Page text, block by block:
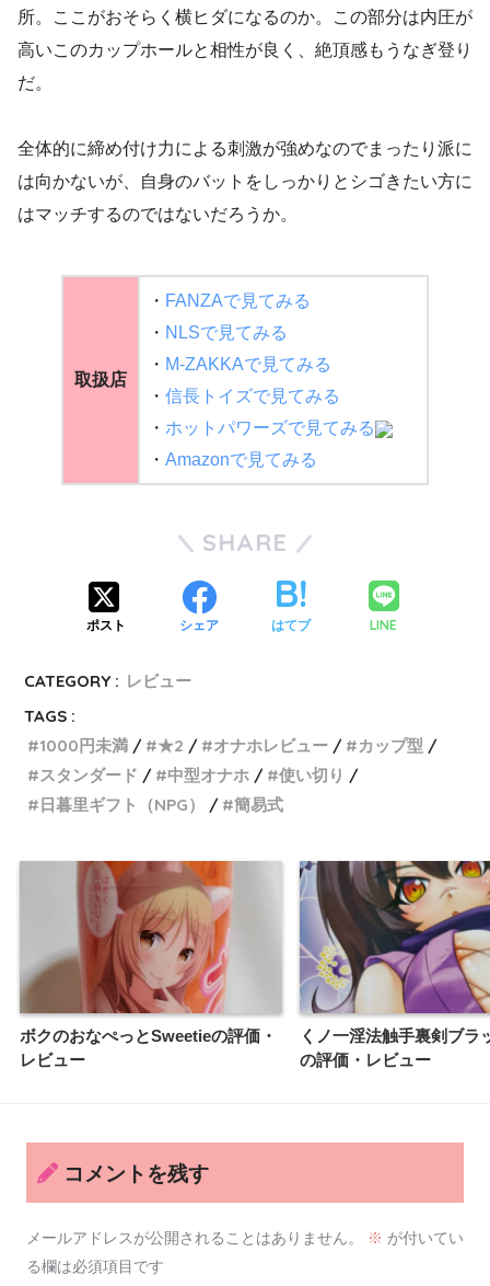
所。ここがおそらく横ヒダになるのか。この部分は内圧が
高いこのカップホールと相性が良く、絶頂感もうなぎ登り
だ。
全体的に締め付け力による刺激が強めなのでまったり派に
は向かないが、自身のバットをしっかりとシゴきたい方に
はマッチするのではないだろうか。
取扱店
・ FANZAで見てみる
・ NLSで見てみる
・ M-ZAKKAで見てみる
・ 信長トイズで見てみる
・ ホットパワーズで見てみる
・ Amazonで見てみる
SHARE
ポスト シェア はてブ LINE
CATEGORY : レビュー
TAGS :
1000円未満
★2 オナホレビュー
カップ型
スタンダード
中型オナホ
使い切り
日暮里ギフト（NPG）
簡易式
ボクのおなぺっとSweetieの評価・
レビュー
くノ一淫法触手裏剣ブラ
の評価・レビュー
コメントを残す
メールアドレスが公開されることはありません。 ※ が付いてい
る欄は必須項目です